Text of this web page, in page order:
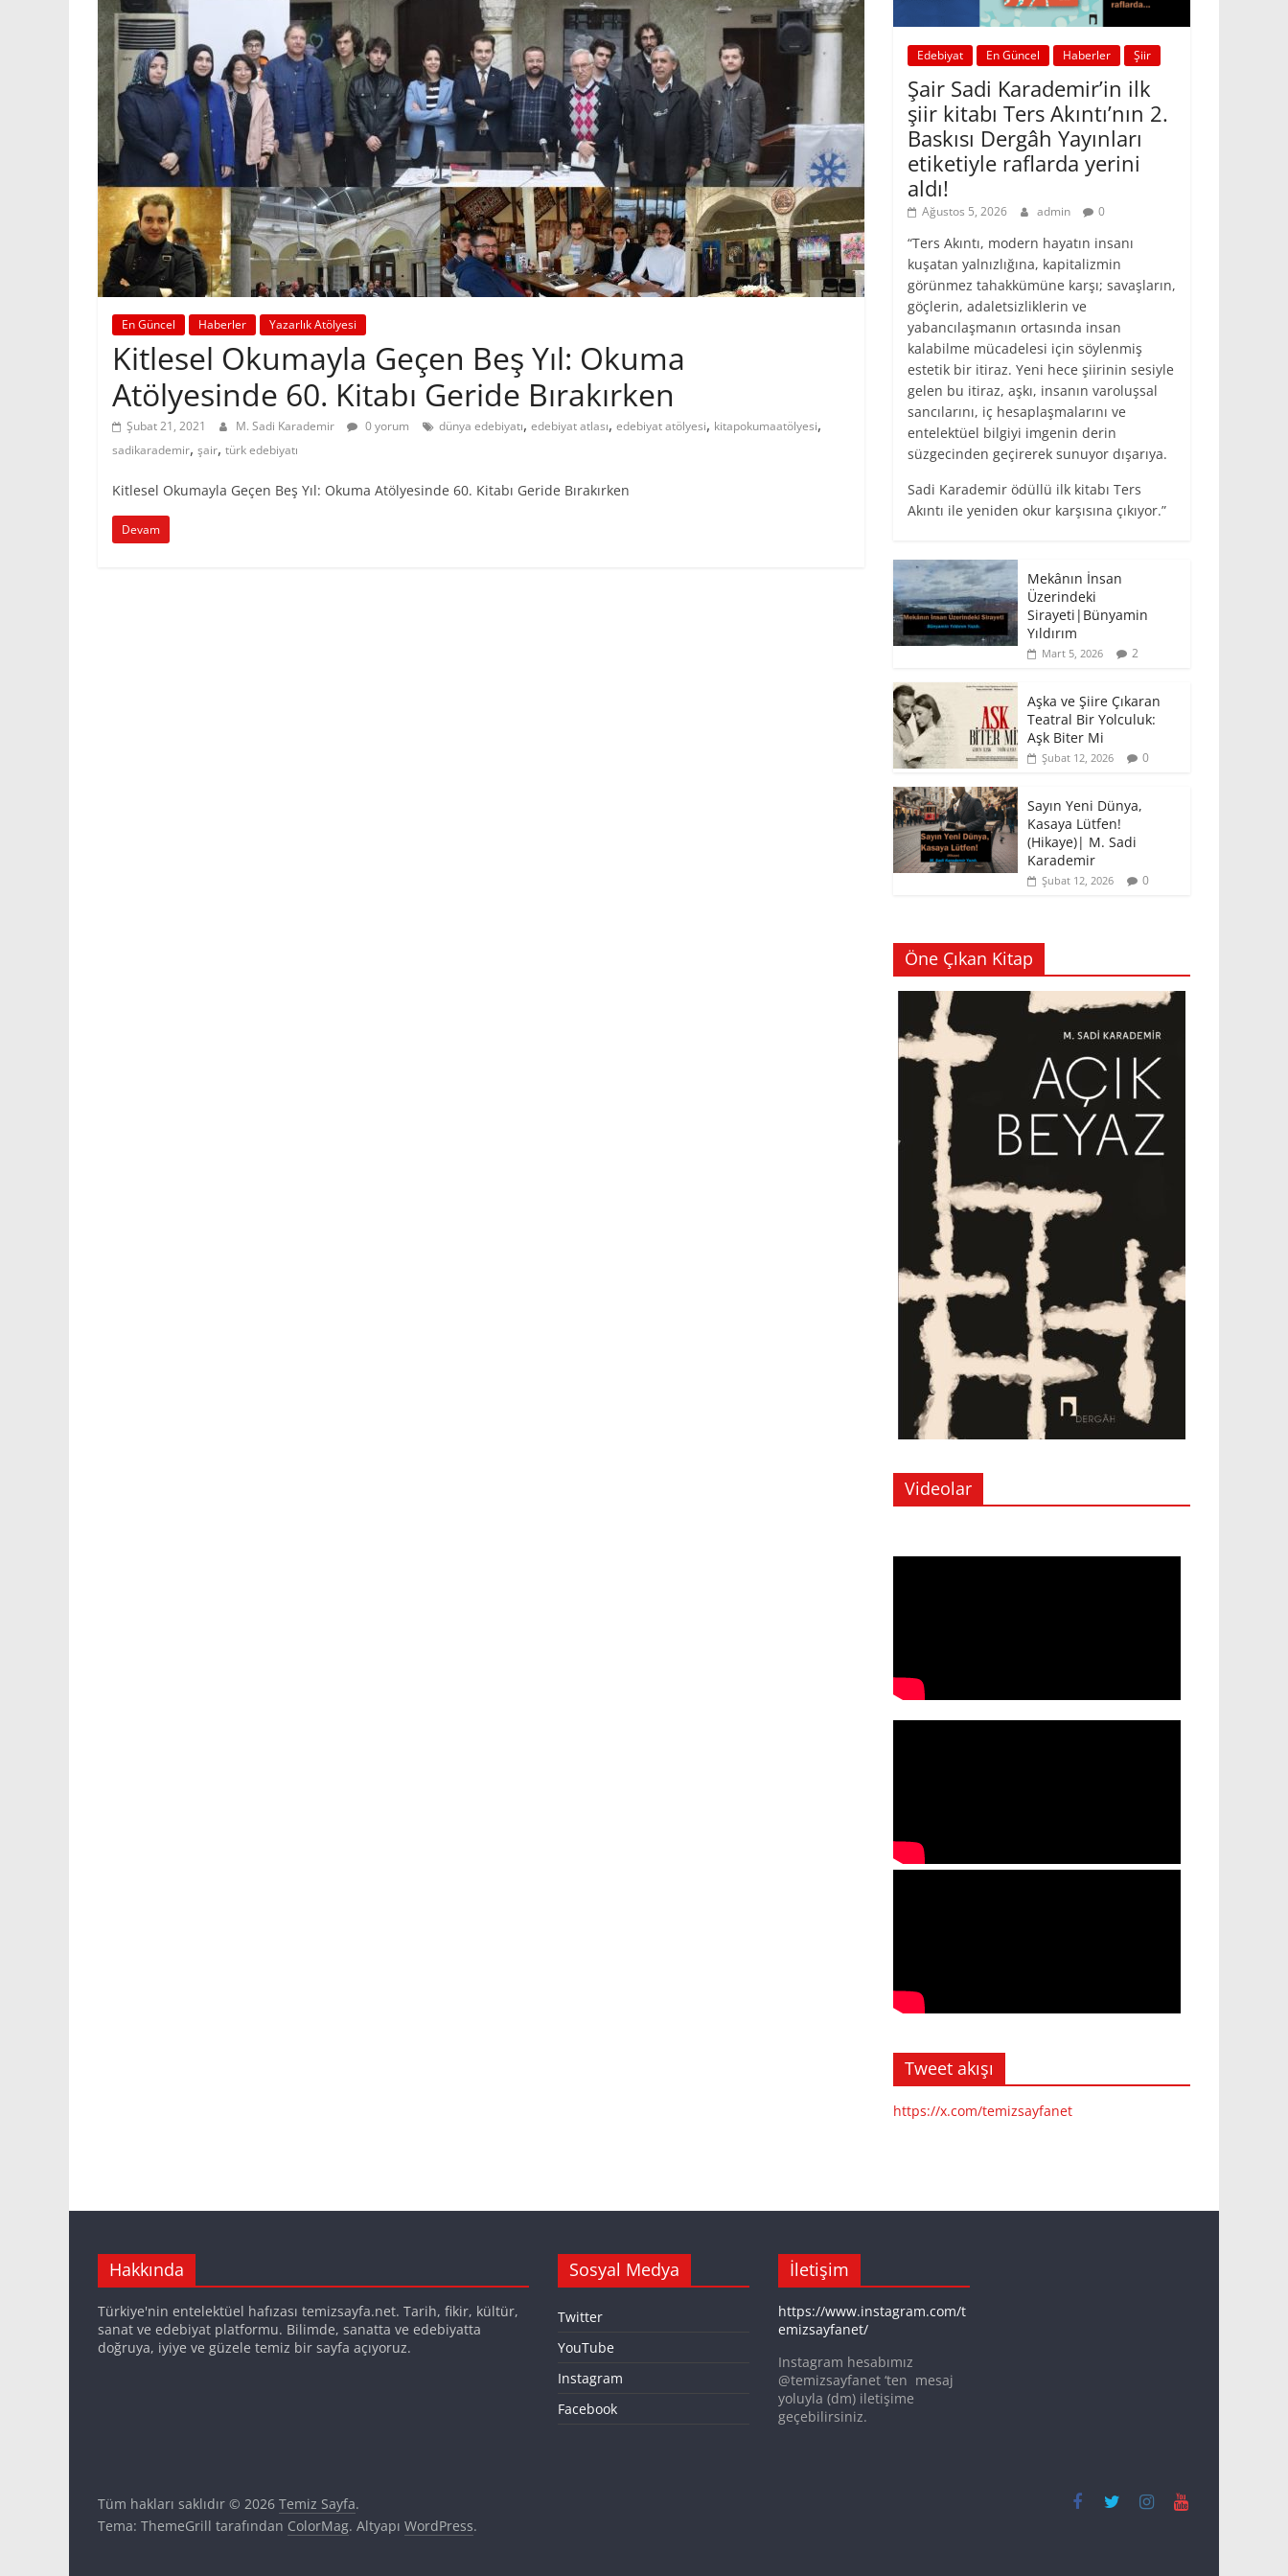
En Güncel Haberler Yazarlık Atölyesi
Kitlesel Okumayla Geçen Beş Yıl: Okuma
Atölyesinde 60. Kitabı Geride Bırakırken
Şubat 21, 2021 M. Sadi Karademir 0 yorum dünya edebiyatı, edebiyat atlası, edebiyat atölyesi, kitapokumaatölyesi,
sadikarademir, şair, türk edebiyatı
Kitlesel Okumayla Geçen Beş Yıl: Okuma Atölyesinde 60. Kitabı Geride Bırakırken
Devam
Edebiyat En Güncel Haberler Şiir
Şair Sadi Karademir’in ilk
şiir kitabı Ters Akıntı’nın 2.
Baskısı Dergâh Yayınları
etiketiyle raflarda yerini
aldı!
Ağustos 5, 2026 admin 0
“Ters Akıntı, modern hayatın insanı
kuşatan yalnızlığına, kapitalizmin
görünmez tahakkümüne karşı; savaşların,
göçlerin, adaletsizliklerin ve
yabancılaşmanın ortasında insan
kalabilme mücadelesi için söylenmiş
estetik bir itiraz. Yeni hece şiirinin sesiyle
gelen bu itiraz, aşkı, insanın varoluşsal
sancılarını, iç hesaplaşmalarını ve
entelektüel bilgiyi imgenin derin
süzgecinden geçirerek sunuyor dışarıya.
Sadi Karademir ödüllü ilk kitabı Ters
Akıntı ile yeniden okur karşısına çıkıyor.”
Mekânın İnsan
Üzerindeki
Sirayeti|Bünyamin
Yıldırım
Mart 5, 2026 2
Aşka ve Şiire Çıkaran
Teatral Bir Yolculuk:
Aşk Biter Mi
Şubat 12, 2026 0
Sayın Yeni Dünya,
Kasaya Lütfen!
(Hikaye)| M. Sadi
Karademir
Şubat 12, 2026 0
Öne Çıkan Kitap
Videolar
Tweet akışı
https://x.com/temizsayfanet
Hakkında
Türkiye'nin entelektüel hafızası temizsayfa.net. Tarih, fikir, kültür,
sanat ve edebiyat platformu. Bilimde, sanatta ve edebiyatta
doğruya, iyiye ve güzele temiz bir sayfa açıyoruz.
Sosyal Medya
Twitter
YouTube
Instagram
Facebook
İletişim
https://www.instagram.com/t
emizsayfanet/
Instagram hesabımız
@temizsayfanet ‘ten mesaj
yoluyla (dm) iletişime
geçebilirsiniz.
Tüm hakları saklıdır © 2026 Temiz Sayfa.
Tema: ThemeGrill tarafından ColorMag. Altyapı WordPress.